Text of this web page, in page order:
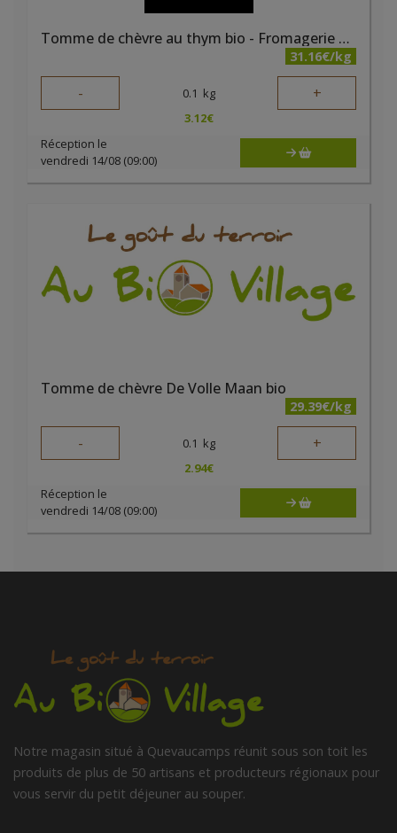
Tomme de chèvre au thym bio - Fromagerie du Bairsoû
31.16€/kg
- 0.1 kg +
3.12€
Réception le
vendredi 14/08 (09:00)
Tomme de chèvre De Volle Maan bio
29.39€/kg
- 0.1 kg +
2.94€
Réception le
vendredi 14/08 (09:00)
Notre magasin situé à Quevaucamps réunit sous son toit les
produits de plus de 50 artisans et producteurs régionaux pour
vous servir du petit déjeuner au souper.